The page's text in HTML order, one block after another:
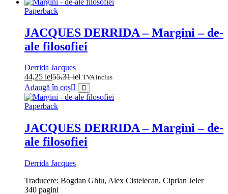
Paperback
JACQUES DERRIDA – Margini – de-
ale filosofiei
Derrida Jacques
44,25 lei55,31lei TVA inclus
Adaugă în coș
Paperback
JACQUES DERRIDA – Margini – de-
ale filosofiei
Derrida Jacques
Traducere: Bogdan Ghiu, Alex Cistelecan, Ciprian Jeler
340 pagini